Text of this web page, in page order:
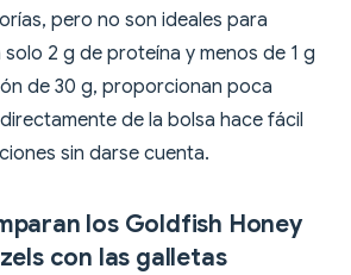
pero no son ideales para
2 g de proteína y menos de 1 g
de 30 g, proporcionan poca
de la bolsa hace fácil
sin darse cuenta.
los Goldfish Honey
con las galletas